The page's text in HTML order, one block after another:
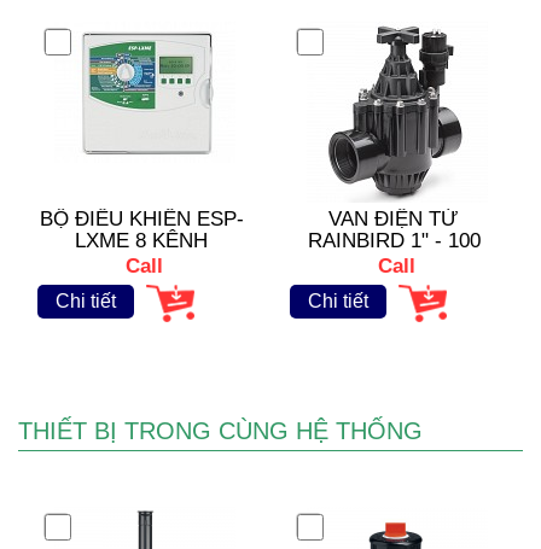
BỘ ĐIỀU KHIỂN ESP-
LXME 8 KÊNH
RAINBIRD
Call
Chi tiết
VAN ĐIỆN TỪ
RAINBIRD 1" - 100
PGA
Call
Chi tiết
THIẾT BỊ TRONG CÙNG HỆ THỐNG